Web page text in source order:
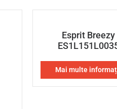
Esprit Breezy
Mai multe